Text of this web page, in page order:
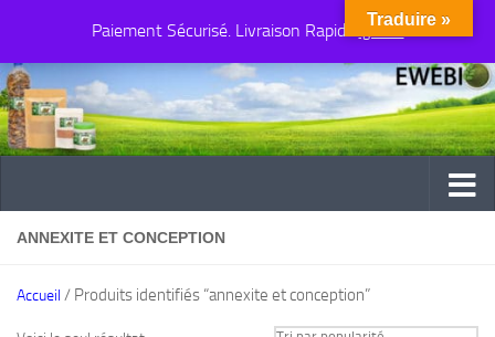
Paiement Sécurisé. Livraison Rapide Ignorer
Au dessous du contenu
ANNEXITE ET CONCEPTION
Accueil / Produits identifiés “annexite et conception”
Traduire »